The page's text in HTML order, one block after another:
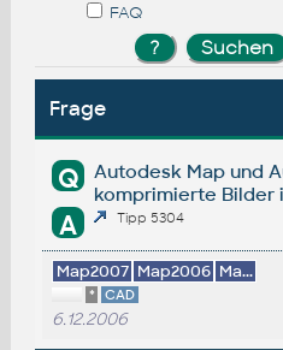
FAQ
Frage
Q
Autodesk Map und
komprimierte Bilder
A Tipp 5304
Map2007 Map2006 Ma...
* CAD
6.12.2006